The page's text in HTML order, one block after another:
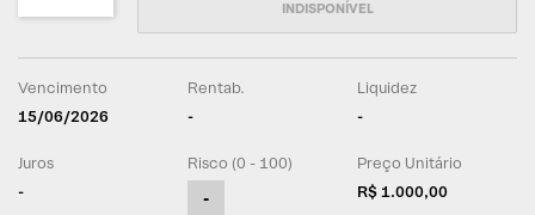
Vencimento
15/06/2026
Rentab.
-
Liquidez
-
Juros
-
Risco (0 - 100)
-
Preço Unitário
R$ 1.000,00